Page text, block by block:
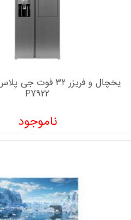
P7922
ناموجود